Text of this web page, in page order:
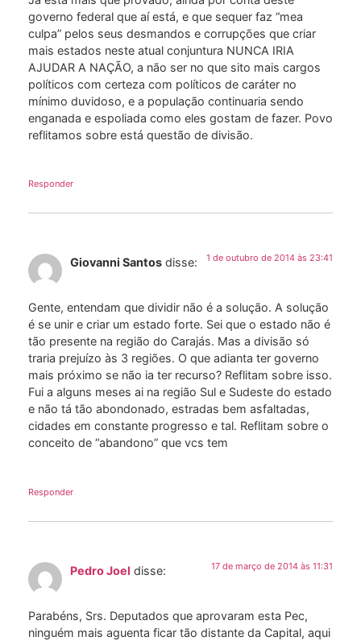
governo federal que aí está, e que sequer faz “mea
culpa” pelos seus desmandos e corrupções que criar
mais estados neste atual conjuntura NUNCA IRIA
AJUDAR A NAÇÃO, a não ser no que sito mais cargos
políticos com certeza com políticos de caráter no
mínimo duvidoso, e a população continuaria sendo
enganada e espoliada como eles gostam de fazer. Povo
reflitamos sobre está questão de divisão.
Responder
Giovanni Santos disse: 1 de outubro de 2014 às 23:41
Gente, entendam que dividir não é a solução. A solução
é se unir e criar um estado forte. Sei que o estado não é
tão presente na região do Carajás. Mas a divisão só
traria prejuízo às 3 regiões. O que adianta ter governo
mais próximo se não ia ter recurso? Reflitam sobre isso.
Fui a alguns meses ai na região Sul e Sudeste do estado
e não tá tão abondonado, estradas bem asfaltadas,
cidades em constante progresso e tal. Reflitam sobre o
conceito de “abandono” que vcs tem
Responder
Pedro Joel disse: 17 de março de 2014 às 11:31
Parabéns, Srs. Deputados que aprovaram esta Pec,
ninguém mais aguenta ficar tão distante da Capital, aqui